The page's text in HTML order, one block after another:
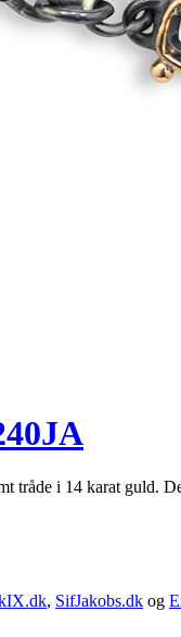
i 14 karat guld.
, SifJakobs.dk og